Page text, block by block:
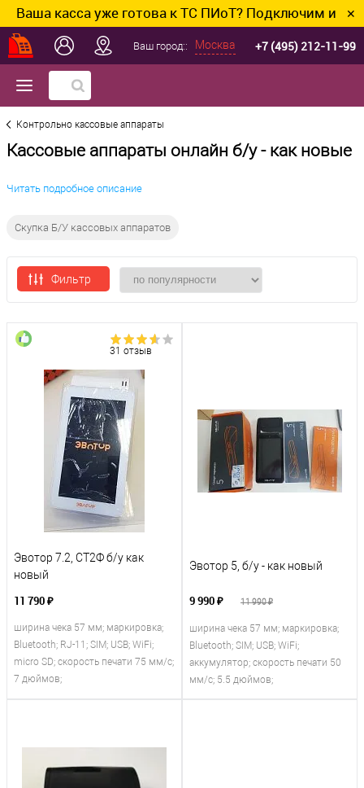
касса уже готова к ТС ПИоТ? Подключим и настроим
✕
Ваш город:: Москва +7 (495) 212-11-99
Контрольно кассовые аппараты
Кассовые аппараты онлайн б/у - как новые
Читать подробное описание
Скупка Б/У кассовых аппаратов
Фильтр
31 отзыв
Эвотор 7.2, СТ2Ф б/у как
новый
11 790 ₽
ширина чека 57 мм; маркировка;
Bluetooth; RJ-11; SIM; USB; WiFi;
micro SD; скорость печати 75 мм/с;
7 дюймов;
Эвотор 5, б/у - как новый
9 990 ₽ 11 990 ₽
ширина чека 57 мм; маркировка;
Bluetooth; SIM; USB; WiFi;
аккумулятор; скорость печати 50
мм/с; 5.5 дюймов;